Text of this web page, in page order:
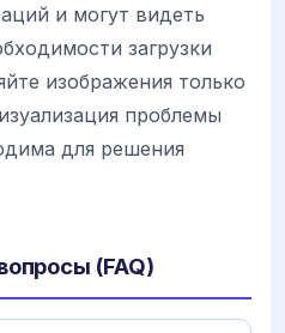
и могут видеть
загрузки
изображения только
проблемы
для решения
(FAQ)